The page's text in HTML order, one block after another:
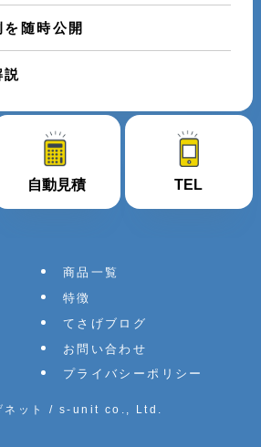
随時公開
説
自動見積 TEL
商品一覧
特徴
てさげブログ
お問い合わせ
プライバシーポリシー
ネット / s-unit co., Ltd.